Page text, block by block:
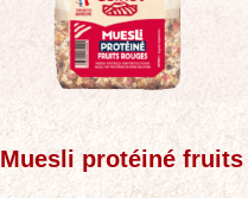
Muesli protéiné fruits